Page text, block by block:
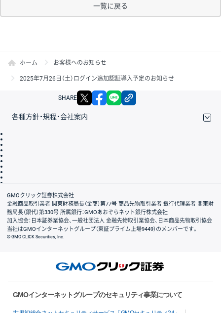
一覧に戻る
ホーム お客様へのお知らせ
2025年7月26日（土）ログイン追加認証導入予定のお知らせ
SHARE X facebook
各種方針・規程・会社案内
会社案内
GMOクリック証券株式会社
金融商品取引業者 関東財務局長（金商）第77号 商品先物取引業者 銀行代理業者 関東財
務局長（銀代）第330号 所属銀行：GMOあおぞらネット銀行株式会社
加入協会：日本証券業協会、一般社団法人 金融先物取引業協会、日本商品先物取引協会
当社はGMOインターネットグループ（東証プライム上場9449）のメンバーです。
© GMO CLICK Securities, Inc.
GMOインターネットグループのセキュリティ事業について